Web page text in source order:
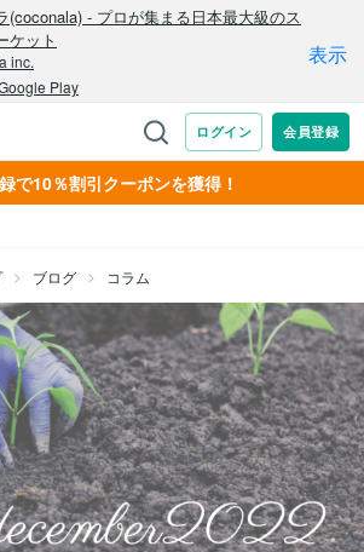
で10％割引クーポンを獲得！
ブログ コラム